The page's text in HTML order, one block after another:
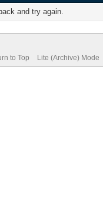
and try again.
to Top Lite (Archive) Mode